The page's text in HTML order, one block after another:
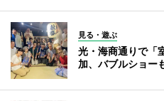
見る・遊ぶ
光・海商通りで
加、バブルショー